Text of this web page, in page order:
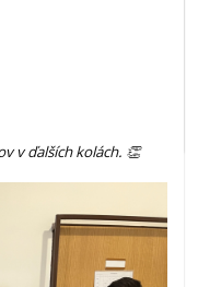
v ďalších kolách. 👏